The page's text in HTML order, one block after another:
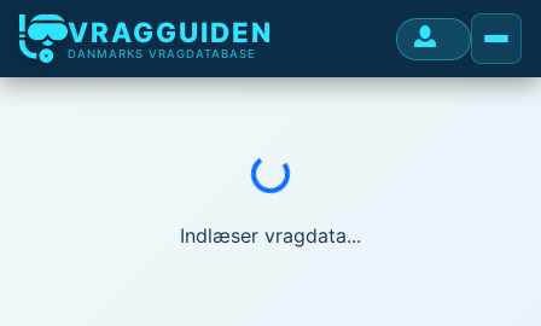
VRAGGUIDEN
DANMARKS VRAGDATABASE
Indlæser...
Indlæser vragdata...